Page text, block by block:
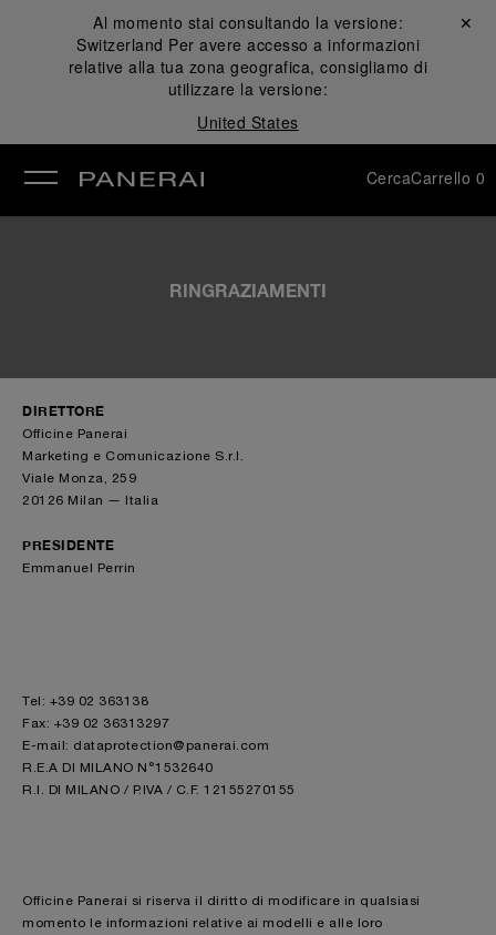
Al momento stai consultando la versione:
Switzerland Per avere accesso a informazioni
relative alla tua zona geografica, consigliamo di
utilizzare la versione:
United States
Chiudi ✕
CercaCarrello 0
RINGRAZIAMENTI
DIRETTORE
Officine Panerai
Marketing e Comunicazione S.r.l.
Viale Monza, 259
20126 Milan — Italia
PRESIDENTE
Emmanuel Perrin
Tel: +39 02 363138
Fax: +39 02 36313297
E-mail: dataprotection@panerai.com
R.E.A DI MILANO N°1532640
R.I. DI MILANO / P.IVA / C.F. 12155270155
Officine Panerai si riserva il diritto di modificare in qualsiasi
momento le informazioni relative ai modelli e alle loro